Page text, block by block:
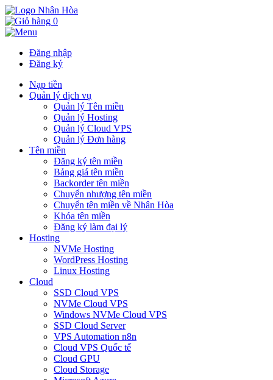
0
Đăng nhập
Đăng ký
Nạp tiền
Quản lý dịch vụ
Quản lý Tên miền
Quản lý Hosting
Quản lý Cloud VPS
Quản lý Đơn hàng
Tên miền
Đăng ký tên miền
Bảng giá tên miền
Backorder tên miền
Chuyển nhượng tên miền
Chuyển tên miền về Nhân Hòa
Khóa tên miền
Đăng ký làm đại lý
Hosting
NVMe Hosting
WordPress Hosting
Linux Hosting
Cloud
SSD Cloud VPS
NVMe Cloud VPS
Windows NVMe Cloud VPS
SSD Cloud Server
VPS Automation n8n
Cloud VPS Quốc tế
Cloud GPU
Cloud Storage